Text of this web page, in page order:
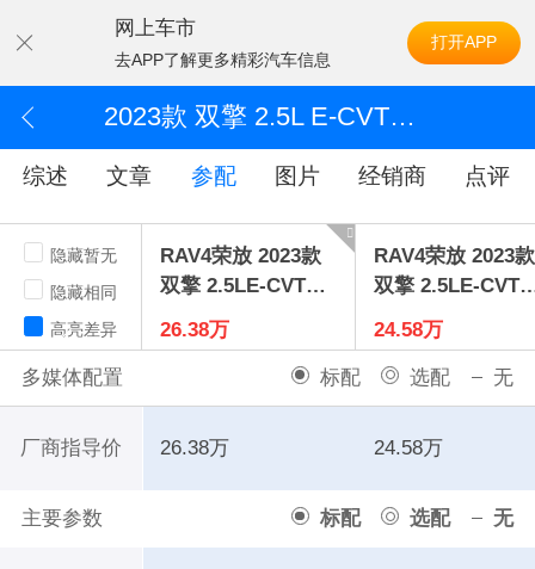
网上车市
去APP了解更多精彩汽车信息
打开APP
2023款 双擎 2.5L E-CVT四驱旗舰版
综述 文章 参配 图片 经销商 点评
隐藏暂无
隐藏相同
高亮差异
RAV4荣放 2023款
双擎 2.5LE-CVT四
驱旗舰版
26.38万
RAV4荣放 2023款
双擎 2.5LE-CVT
驱精英Plus版
24.58万
多媒体配置 标配 选配 无
厂商指导价
主要参数 标配 选配 无
26.38万 24.58万